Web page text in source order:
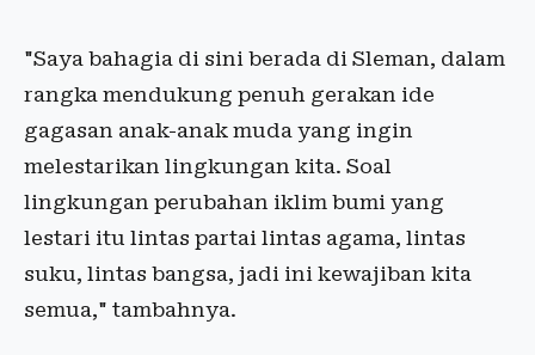
"Saya bahagia di sini berada di Sleman, dalam
rangka mendukung penuh gerakan ide
gagasan anak-anak muda yang ingin
melestarikan lingkungan kita. Soal
lingkungan perubahan iklim bumi yang
lestari itu lintas partai lintas agama, lintas
suku, lintas bangsa, jadi ini kewajiban kita
semua," tambahnya.